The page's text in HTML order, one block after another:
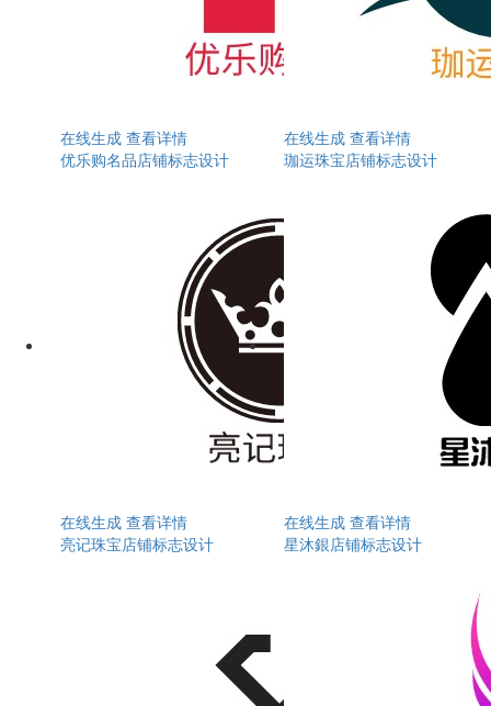
在线生成 查看详情
优乐购名品店铺标志设计
在线生成 查看详情
珈运珠宝店铺标志设计
在线生成 查看详情
亮记珠宝店铺标志设计
在线生成 查看详情
星沐銀店铺标志设计